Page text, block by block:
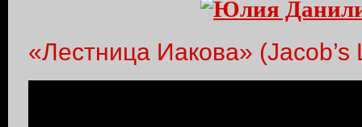
«Лестница Иакова» (Jacob’s